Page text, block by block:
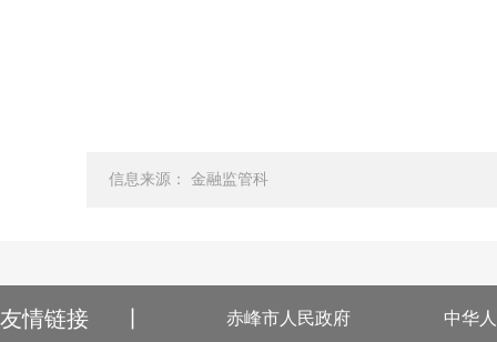
信息来源： 金融监管科
友情链接 赤峰市人民政府 中华